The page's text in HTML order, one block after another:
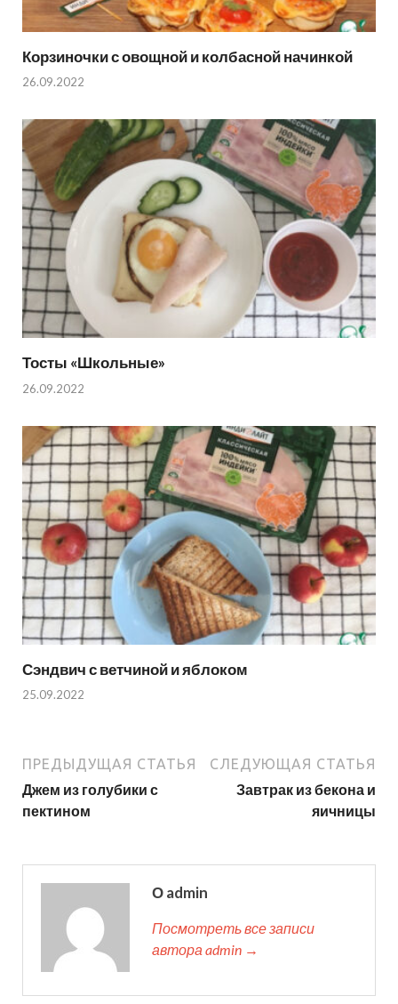
Корзиночки с овощной и колбасной начинкой
26.09.2022
Тосты «Школьные»
26.09.2022
Сэндвич с ветчиной и яблоком
25.09.2022
ПРЕДЫДУЩАЯ СТАТЬЯ
Джем из голубики с
пектином
СЛЕДУЮЩАЯ СТАТЬЯ
Завтрак из бекона и
яичницы
О admin
Посмотреть все записи
автора admin →